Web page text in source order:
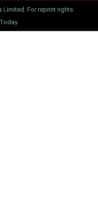
Limited. For reprint rights: